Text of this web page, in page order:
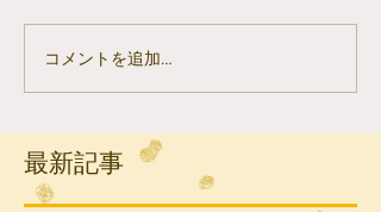
コメントを追加…
最新記事